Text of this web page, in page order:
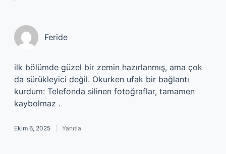
Feride
ilk bölümde güzel bir zemin hazırlanmış, ama çok
da sürükleyici değil. Okurken ufak bir bağlantı
kurdum: Telefonda silinen fotoğraflar, tamamen
kaybolmaz .
Ekim 6, 2025 Yanıtla